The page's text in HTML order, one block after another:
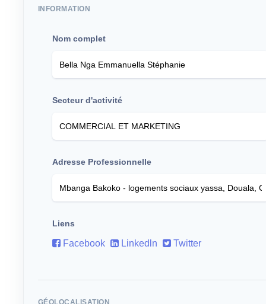
INFORMATION
Nom complet
Secteur d'activité
Adresse Professionnelle
Liens
Facebook Linkedln Twitter
GÉOLOCALISATION